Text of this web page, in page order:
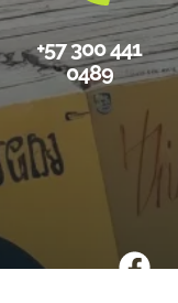
+57 300 441
0489